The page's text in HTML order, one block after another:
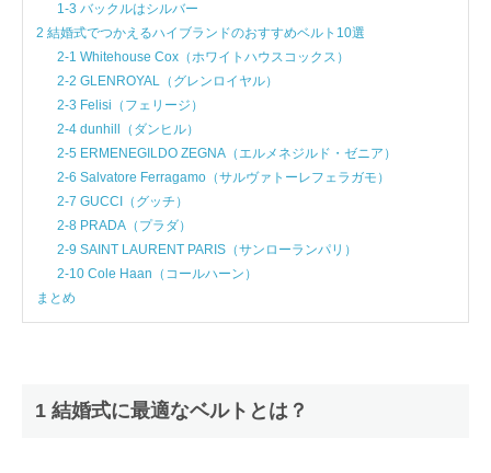
1-3 バックルはシルバー
2 結婚式でつかえるハイブランドのおすすめベルト10選
2-1 Whitehouse Cox（ホワイトハウスコックス）
2-2 GLENROYAL（グレンロイヤル）
2-3 Felisi（フェリージ）
2-4 dunhill（ダンヒル）
2-5 ERMENEGILDO ZEGNA（エルメネジルド・ゼニア）
2-6 Salvatore Ferragamo（サルヴァトーレフェラガモ）
2-7 GUCCI（グッチ）
2-8 PRADA（プラダ）
2-9 SAINT LAURENT PARIS（サンローランパリ）
2-10 Cole Haan（コールハーン）
まとめ
1 結婚式に最適なベルトとは？